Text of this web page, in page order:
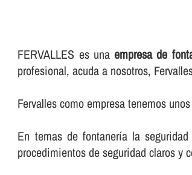
FERVALLES es unaempresa de
profesional, acuda a nosotros,
Fervalles como empresa tenemos
En temas de fontanerí­a la
procedimientos de seguridad claros y